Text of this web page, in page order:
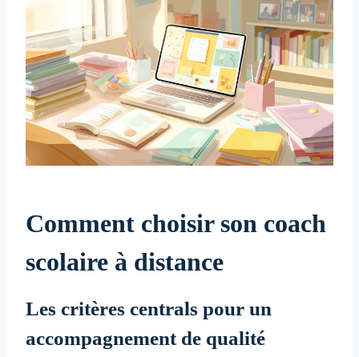
Comment choisir son coach
scolaire à distance
Les critères centrals pour un
accompagnement de qualité